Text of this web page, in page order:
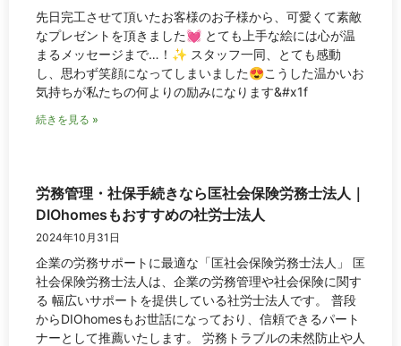
先日完工させて頂いたお客様のお子様から、可愛くて素敵
なプレゼントを頂きました💓 とても上手な絵には心が温
まるメッセージまで…！✨ スタッフ一同、とても感動
し、思わず笑顔になってしまいました😍こうした温かいお
気持ちが私たちの何よりの励みになります&#x1f
続きを見る »
労務管理・社保手続きなら匡社会保険労務士法人｜
DIOhomesもおすすめの社労士法人
2024年10月31日
企業の労務サポートに最適な「匡社会保険労務士法人」 匡
社会保険労務士法人は、企業の労務管理や社会保険に関す
る 幅広いサポートを提供している社労士法人です。 普段
からDIOhomesもお世話になっており、信頼できるパート
ナーとして推薦いたします。 労務トラブルの未然防止や人